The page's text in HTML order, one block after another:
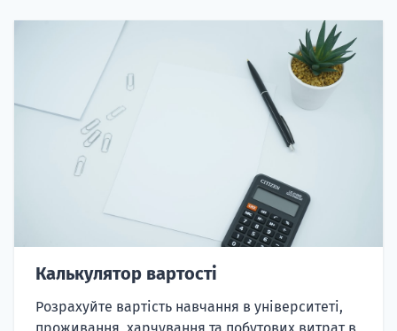
Калькулятор вартості
Розрахуйте вартість навчання в університеті,